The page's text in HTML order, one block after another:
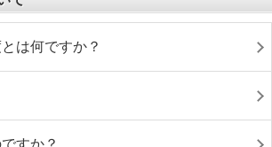
は何ですか？
すか？